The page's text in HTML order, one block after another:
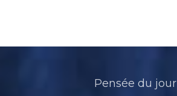
Pensée du jour